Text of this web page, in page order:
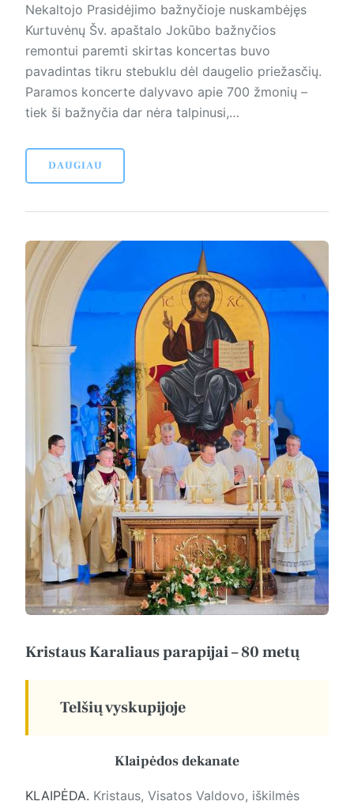
Nekaltojo Prasidėjimo bažnyčioje nuskambėjęs
Kurtuvėnų Šv. apaštalo Jokūbo bažnyčios
remontui paremti skirtas koncertas buvo
pavadintas tikru stebuklu dėl daugelio priežasčių.
Paramos koncerte dalyvavo apie 700 žmonių –
tiek ši bažnyčia dar nėra talpinusi,…
DAUGIAU
Kristaus Karaliaus parapijai – 80 metų
Telšių vyskupijoje
Klaipėdos dekanate
KLAIPĖDA. Kristaus, Visatos Valdovo, iškilmės